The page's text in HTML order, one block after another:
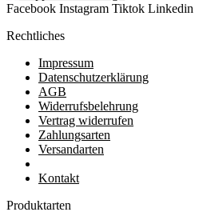
Facebook Instagram Tiktok Linkedin
Rechtliches
Impressum
Datenschutzerklärung
AGB
Widerrufsbelehrung
Vertrag widerrufen
Zahlungsarten
Versandarten
Kontakt
Produktarten